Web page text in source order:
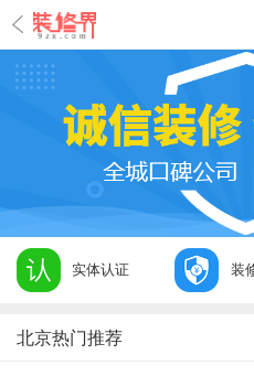
实体认证 装
北京热门推荐